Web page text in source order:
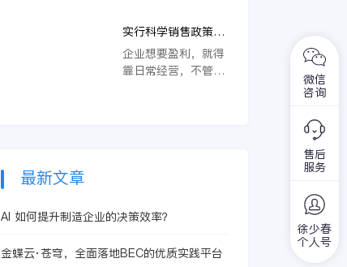
台、系统的深度运
用。
线下零销管理方案，
才能让企业的线下销
售完整把握！
费等各种费用，需要
额外进行支付和记账
处理。在经营过程
实行科学销售政策管
控，助力企业销售更
高效
企业想要盈利，就得
靠日常经营，不管是
车，而销售B一个月
能够为企业创造的价
最新文章
AI 如何提升制造企业的决策效率？
金蝶云·苍穹，全面落地BEC的优质实践平台
微信
咨询
售后
服务
徐少春
个人号